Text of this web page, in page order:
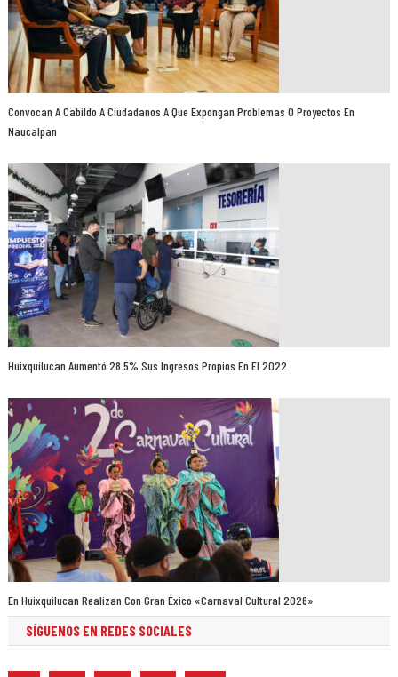
Convocan A Cabildo A Ciudadanos A Que Expongan Problemas O Proyectos En
Naucalpan
Huixquilucan Aumentó 28.5% Sus Ingresos Propios En El 2022
En Huixquilucan Realizan Con Gran Éxico «Carnaval Cultural 2026»
SÍGUENOS EN REDES SOCIALES